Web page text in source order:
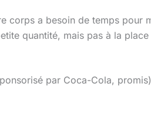
corps a besoin de temps pour
quantité, mais pas à la place
par Coca-Cola,